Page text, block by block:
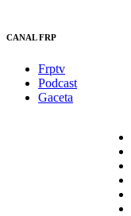
CANAL FRP
Frptv
Podcast
Gaceta